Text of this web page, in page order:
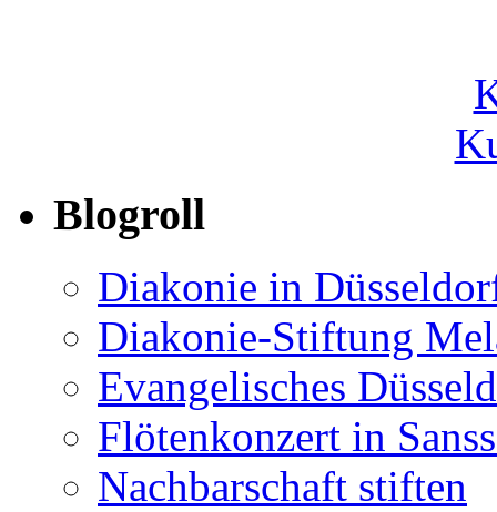
Blogroll
Diakonie in
Diakonie-Stiftung
Evangelisches
Flötenkonzert in
Nachbarschaft stiften